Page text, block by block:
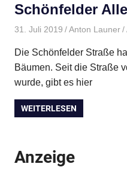
Schönfelder
31. Juli 2019 Anton Launer
Die Schönfelder Straße
Bäumen. Seit die Straße
wurde, gibt es hier
WEITERLESEN
Anzeige